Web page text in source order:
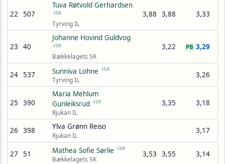
22 507
Tuva Røtvold Gerhardsen
stat
Tyrving IL
3,88 3,88 3,33
23 40
Johanne Hovind Guldvog
stat
Bækkelagets SK
3,22 3,29
PB
24 537 Sunniva Lohne stat
Tyrving IL
3,26
25 390
Maria Mehlum
Gunleiksrud stat
Rjukan IL
3,35 3,18
26 398 Ylva Grønn Reiso
Rjukan IL
3,17
27 51 Mathea Sofie Sørlie stat
Bækkelagets SK
3,53 3,55 3,14